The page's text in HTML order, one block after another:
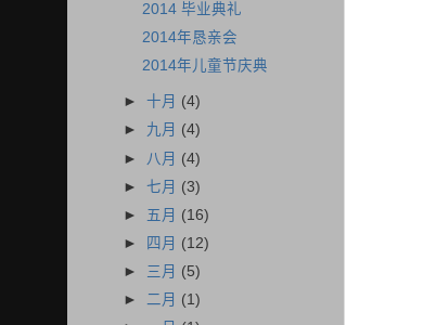
2014 毕业典礼
2014年恳亲会
2014年儿童节庆典
►十月 (4)
► 九月 (4)
►
八月 (4)
►七月 (3)
► 五月 (16)
►
四月 (12)
► 三月 (5)
►二月 (1)